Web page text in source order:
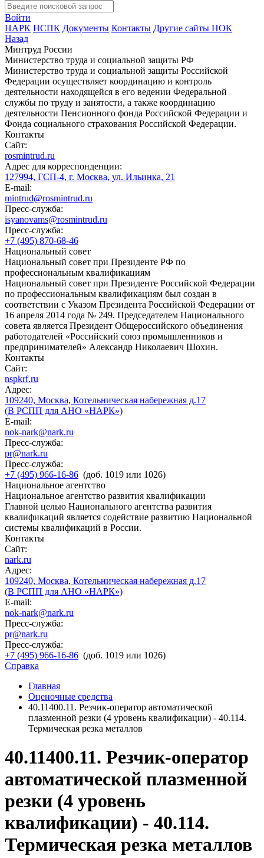
Войти
НАРК НСПК Документы Контакты Другие сайты НОК
Назад
Минтруд России
Министерство труда и социальной защиты РФ
Министерство труда и социальной защиты Российской
Федерации осуществляет координацию и контроль
деятельности находящейся в его ведении Федеральной
службы по труду и занятости, а также координацию
деятельности Пенсионного фонда Российской Федерации и
Фонда социального страхования Российской Федерации.
Контакты
Сайт:
rosmintrud.ru
Адрес для корреспонденции:
127994, ГСП-4, г. Москва, ул. Ильинка, 21
E-mail:
mintrud@rosmintrud.ru
Пресс-служба:
isyanovams@rosmintrud.ru
Пресс-служба:
+7 (495) 870-68-46
Национальный совет
Национальный совет при Президенте РФ по
профессиональным квалификациям
Национальный совет при Президенте Российской Федерации
по профессиональным квалификациям был создан в
соответствии с Указом Президента Российской Федерации от
16 апреля 2014 года № 249. Председателем Национального
совета является Президент Общероссийского объединения
работодателей «Российский союз промышленников и
предпринимателей» Александр Николаевич Шохин.
Контакты
Сайт:
nspkrf.ru
Адрес:
109240, Москва, Котельническая набережная д.17
(В РСПП для АНО «НАРК»)
E-mail:
nok-nark@nark.ru
Пресс-служба:
pr@nark.ru
Пресс-служба:
+7 (495) 966-16-86 (доб. 1019 или 1026)
Национальное агентство
Национальное агентство развития квалификации
Главной целью Национального агентства развития
квалификаций является содействие развитию Национальной
системы квалификаций в России.
Контакты
Сайт:
nark.ru
Адрес:
109240, Москва, Котельническая набережная д.17
(В РСПП для АНО «НАРК»)
E-mail:
nok-nark@nark.ru
Пресс-служба:
pr@nark.ru
Пресс-служба:
+7 (495) 966-16-86 (доб. 1019 или 1026)
Справка
Главная
Оценочные средства
40.11400.11. Резчик-оператор автоматической
плазменной резки (4 уровень квалификации) - 40.114.
Термическая резка металлов
40.11400.11. Резчик-оператор
автоматической плазменной
резки (4 уровень
квалификации) - 40.114.
Термическая резка металлов